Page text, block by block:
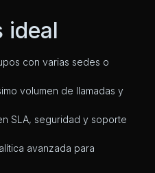
ideal
con varias sedes o
volumen de llamadas y
SLA, seguridad y soporte
avanzada para